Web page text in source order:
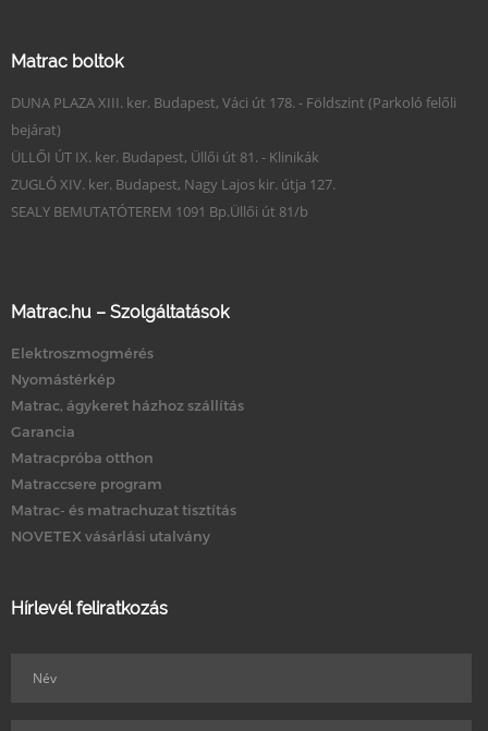
Matrac boltok
DUNA PLAZA XIII. ker. Budapest, Váci út 178. - Földszint (Parkoló felőli
bejárat)
ÜLLŐI ÚT IX. ker. Budapest, Üllői út 81. - Klinikák
ZUGLÓ XIV. ker. Budapest, Nagy Lajos kir. útja 127.
SEALY BEMUTATÓTEREM 1091 Bp.Üllői út 81/b
Matrac.hu – Szolgáltatások
Elektroszmogmérés
Nyomástérkép
Matrac, ágykeret házhoz szállítás
Garancia
Matracpróba otthon
Matraccsere program
Matrac- és matrachuzat tisztítás
NOVETEX vásárlási utalvány
Hírlevél feliratkozás